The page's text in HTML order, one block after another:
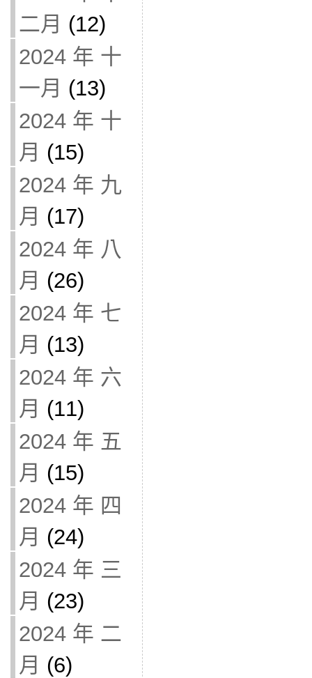
二月 (12)
2024 年 十
一月 (13)
2024 年 十
月 (15)
2024 年 九
月 (17)
2024 年 八
月 (26)
2024 年 七
月 (13)
2024 年 六
月 (11)
2024 年 五
月 (15)
2024 年 四
月 (24)
2024 年 三
月 (23)
2024 年 二
月 (6)